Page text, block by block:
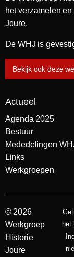
het verzamelen
Joure.
De WHJ is
Bekijk ook deze
Actueel
Agenda 2025
Bestuur
Mededelingen
Links
Werkgroepen
© 2026
Werkgroep
Historie
Joure
het